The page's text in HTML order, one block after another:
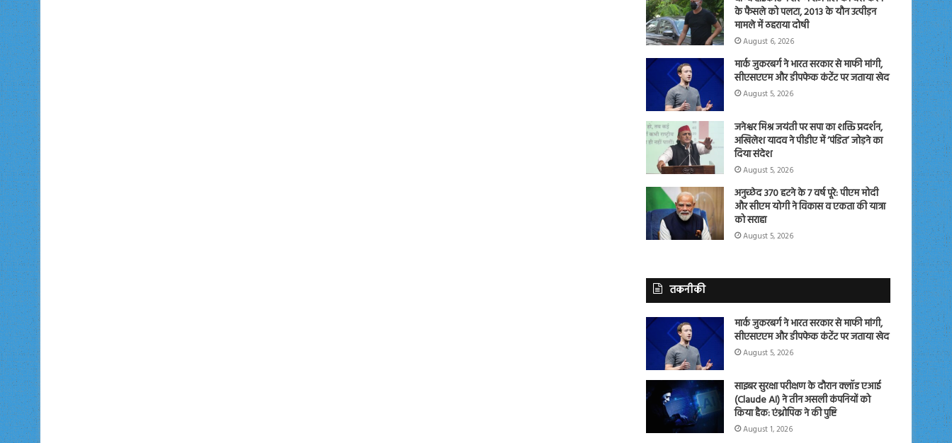
के फैसले को पलटा, 2013 के यौन उत्पीड़न
मामले में ठहराया दोषी
August 6, 2026
मार्क जुकरबर्ग ने भारत सरकार से माफी मांगी,
सीएसएएम और डीपफेक कंटेंट पर जताया खेद
August 5, 2026
जनेश्वर मिश्र जयंती पर सपा का शक्ति प्रदर्शन,
अखिलेश यादव ने पीडीए में ‘पंडित’ जोड़ने का
दिया संदेश
August 5, 2026
अनुच्छेद 370 हटने के 7 वर्ष पूरे: पीएम मोदी
और सीएम योगी ने विकास व एकता की यात्रा
को सराहा
August 5, 2026
तकनीकी
मार्क जुकरबर्ग ने भारत सरकार से माफी मांगी,
सीएसएएम और डीपफेक कंटेंट पर जताया खेद
August 5, 2026
साइबर सुरक्षा परीक्षण के दौरान क्लॉड एआई
(Claude AI) ने तीन असली कंपनियों को
किया हैक: एंथ्रोपिक ने की पुष्टि
August 1, 2026